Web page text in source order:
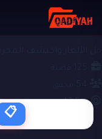
ملفات التحقيق
43.5%
📋